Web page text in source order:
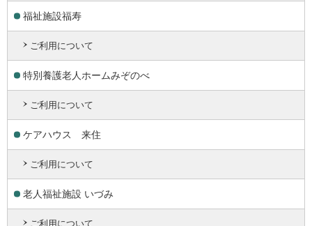
福祉施設福寿
ご利用について
特別養護老人ホームみぞのべ
ご利用について
ケアハウス 来住
ご利用について
老人福祉施設 いづみ
ご利用について